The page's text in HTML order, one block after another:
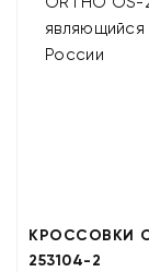
КРОССОВКИ
253104-2